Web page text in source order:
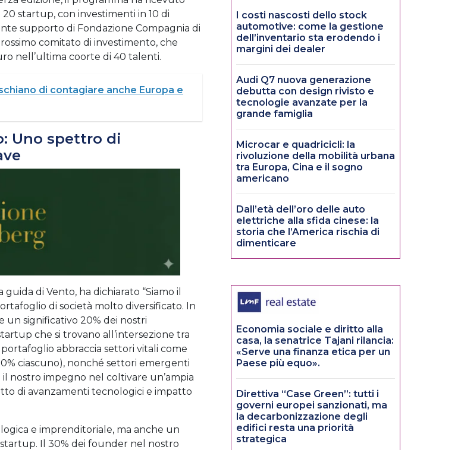
startup, con investimenti in 10 di
supporto di Fondazione Compagnia di
comitato di investimento, che
nell’ultima coorte di 40 talenti.
di contagiare anche Europa e
Uno spettro di
di Vento, ha dichiarato “Siamo il
di società molto diversificato. In
un significativo 20% dei nostri
che si trovano all’intersezione tra
abbraccia settori vitali come
ciascuno), nonché settori emergenti
nostro impegno nel coltivare un’ampia
di avanzamenti tecnologici e impatto
e imprenditoriale, ma anche un
Il 30% dei founder nel nostro
I costi nascosti dello stock
automotive: come la gestione
dell’inventario sta erodendo i
margini dei dealer
Audi Q7 nuova generazione
debutta con design rivisto e
tecnologie avanzate per la
grande famiglia
Microcar e quadricicli: la
rivoluzione della mobilità urbana
tra Europa, Cina e il sogno
americano
Dall’età dell’oro delle auto
elettriche alla sfida cinese: la
storia che l’America rischia di
dimenticare
Economia sociale e diritto alla
casa, la senatrice Tajani rilancia:
«Serve una finanza etica per un
Paese più equo».
Direttiva “Case Green”: tutti i
governi europei sanzionati, ma
la decarbonizzazione degli
edifici resta una priorità
strategica